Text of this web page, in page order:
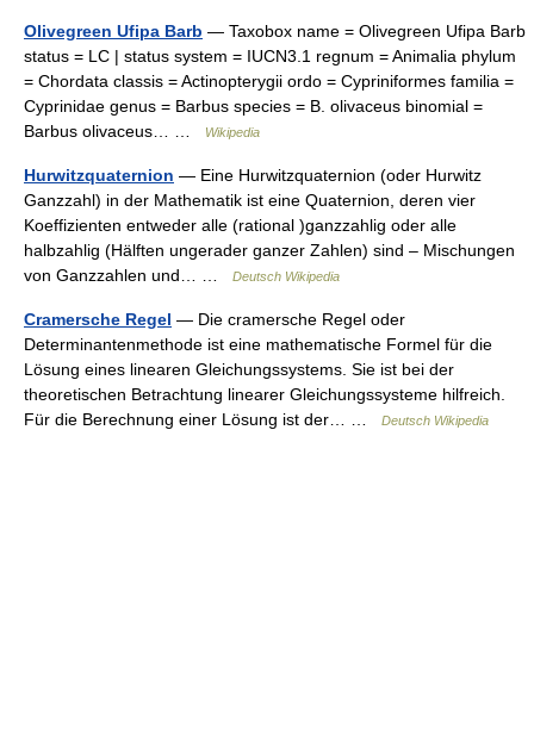
Olivegreen Ufipa Barb — Taxobox name = Olivegreen Ufipa Barb
status = LC | status system = IUCN3.1 regnum = Animalia phylum
= Chordata classis = Actinopterygii ordo = Cypriniformes familia =
Cyprinidae genus = Barbus species = B. olivaceus binomial =
Barbus olivaceus… …
Wikipedia
Hurwitzquaternion — Eine Hurwitzquaternion (oder Hurwitz
Ganzzahl) in der Mathematik ist eine Quaternion, deren vier
Koeffizienten entweder alle (rational )ganzzahlig oder alle
halbzahlig (Hälften ungerader ganzer Zahlen) sind – Mischungen
von Ganzzahlen und… …
Deutsch Wikipedia
Cramersche Regel — Die cramersche Regel oder
Determinantenmethode ist eine mathematische Formel für die
Lösung eines linearen Gleichungssystems. Sie ist bei der
theoretischen Betrachtung linearer Gleichungssysteme hilfreich.
Für die Berechnung einer Lösung ist der… …
Deutsch Wikipedia